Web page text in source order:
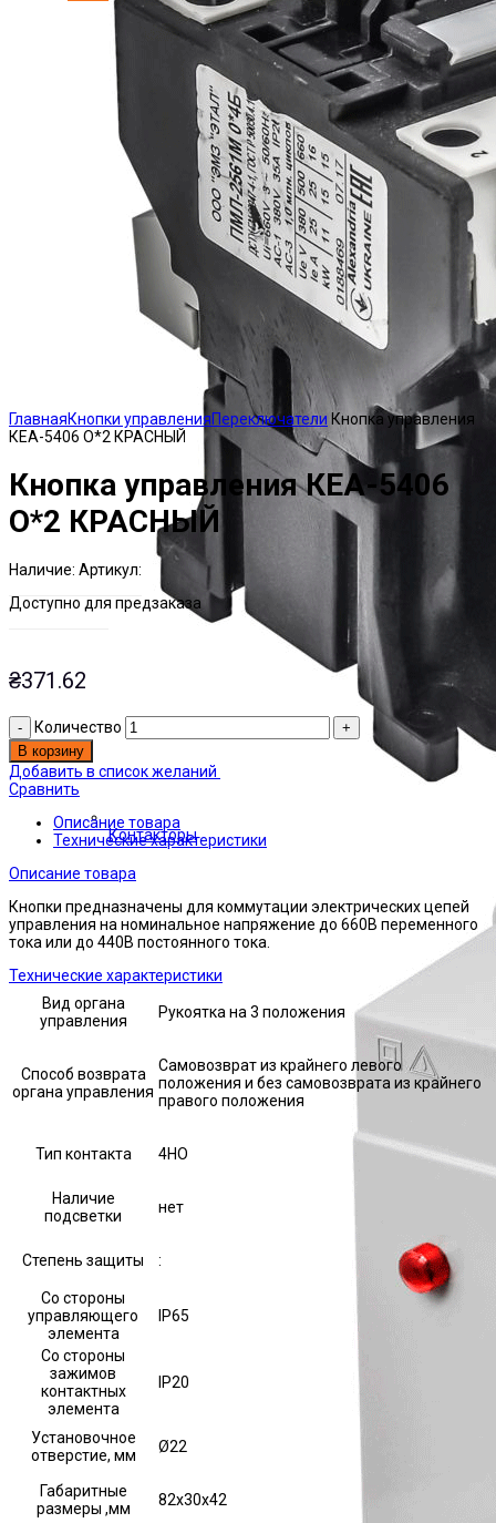
Контакторы
ГлавнаяКнопки управленияПереключатели Кнопка управления
КЕА-5406 О*2 КРАСНЫЙ
Кнопка управления КЕА-5406
О*2 КРАСНЫЙ
Наличие: Есть на складе
Артикул:
ЭТАЛ0146739
Доступно для предзаказа
₴371.62
Количество
В корзину
Добавить в список желаний
Сравнить
Описание товара
Технические характеристики
Описание товара
Кнопки предназначены для коммутации электрических цепей
управления на номинальное напряжение до 660В переменного
тока или до 440В постоянного тока.
Технические характеристики
Вид органа
управления
Рукоятка на 3 положения
Способ возврата
органа управления
Самовозврат из крайнего левого
положения и без самовозврата из крайнего
правого положения
Тип контакта 4НО
Наличие
подсветки
нет
Степень защиты :
Со стороны
управляющего
элемента
IP65
Со стороны
зажимов
контактных
элемента
IP20
Установочное
отверстие, мм
Ø22
Габаритные
размеры ,мм
82х30х42